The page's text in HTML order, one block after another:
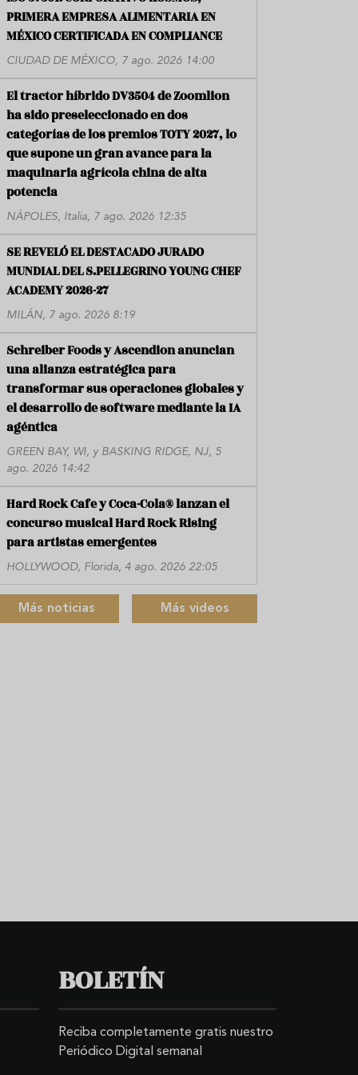
PRIMERA EMPRESA ALIMENTARIA EN
MÉXICO CERTIFICADA EN COMPLIANCE
CIUDAD DE MÉXICO, 7 ago. 2026 14:00
El tractor híbrido DV3504 de Zoomlion
ha sido preseleccionado en dos
categorías de los premios TOTY 2027, lo
que supone un gran avance para la
maquinaria agrícola china de alta
potencia
NÁPOLES, Italia, 7 ago. 2026 12:35
SE REVELÓ EL DESTACADO JURADO
MUNDIAL DEL S.PELLEGRINO YOUNG CHEF
ACADEMY 2026-27
MILÁN, 7 ago. 2026 8:19
Schreiber Foods y Ascendion anuncian
una alianza estratégica para
transformar sus operaciones globales y
el desarrollo de software mediante la IA
agéntica
GREEN BAY, WI, y BASKING RIDGE, NJ, 5
ago. 2026 14:42
Hard Rock Cafe y Coca-Cola® lanzan el
concurso musical Hard Rock Rising
para artistas emergentes
HOLLYWOOD, Florida, 4 ago. 2026 22:05
Más noticias Más videos
BOLETÍN
Reciba completamente gratis nuestro
Periódico Digital semanal